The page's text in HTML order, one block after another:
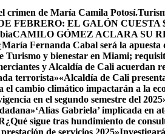
crimen de María Camila Potosí.
FEBRERO: EL GALÓN CUESTA
CAMILO GÓMEZ ACLARA SU
Fernanda Cabal será la
Turismo y bienestar en Miami;
y Alcaldía de Cali acuerdan
terrorista»«Alcaldía de Cali
el cambio climático impactarán a la
en el segundo semestre del
‘Alias Gabriela’ implicada en
¿Qué sigue tras hundimiento de